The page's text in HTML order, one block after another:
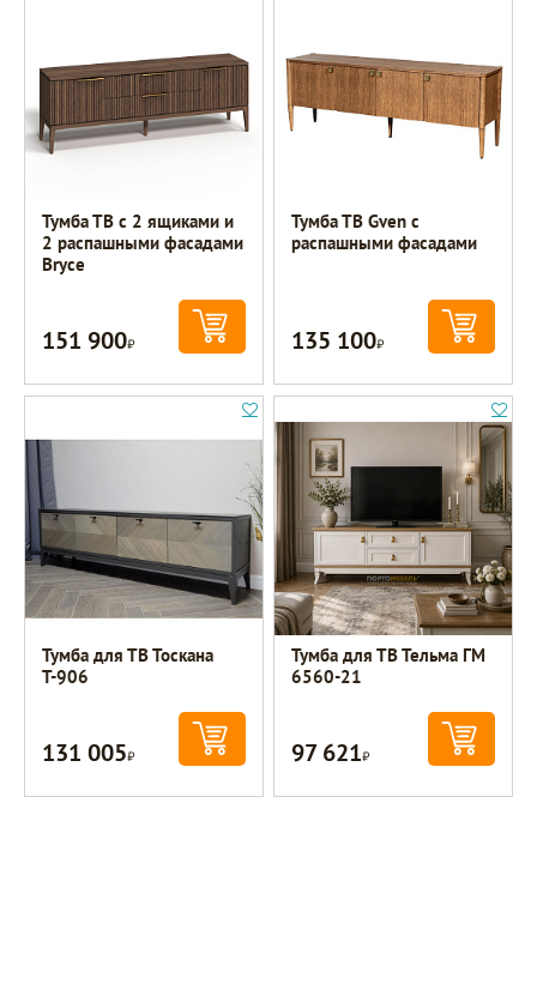
Тумба ТВ с 2 ящиками и
2 распашными фасадами
Bryce
151 900Р
Тумба ТВ Gven с
распашными фасадами
135 100Р
Тумба для ТВ Тоскана
Т-906
131 005Р
Тумба для ТВ Тельма ГМ
6560-21
97 621Р